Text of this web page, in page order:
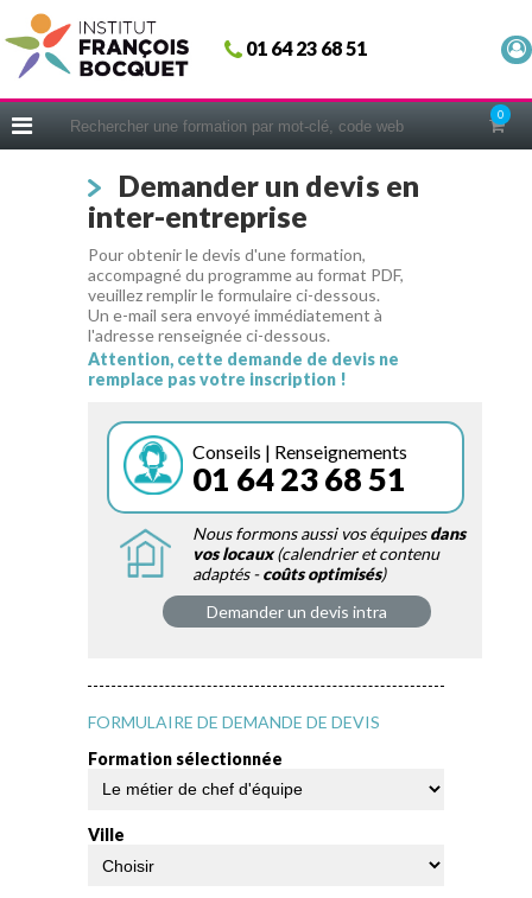
01 64 23 68 51
0
Fermer
ACCUEIL
CERIFICATIONS
INTRAS | SUR-MESURE
COACHING
EN PRATIQUE
NOUS CONNAÎTRE
CONSEILS MICRO-COACHING
WEBINAIRES
QUESTIONNAIRE GRATUIT
Demander un devis en
inter-entreprise
Pour obtenir le devis d'une formation,
accompagné du programme au format PDF,
veuillez remplir le formulaire ci-dessous.
Un e-mail sera envoyé immédiatement à
l'adresse renseignée ci-dessous.
Attention, cette demande de devis ne
remplace pas votre inscription !
Conseils | Renseignements
01 64 23 68 51
Nous formons aussi vos équipesdans
vos locaux(calendrier et contenu
adaptés -coûts optimisés)
Demander un devis intra
FORMULAIRE DE DEMANDE DE DEVIS
Formation sélectionnée
Ville